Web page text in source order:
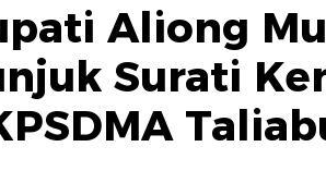
Aliong
Surati